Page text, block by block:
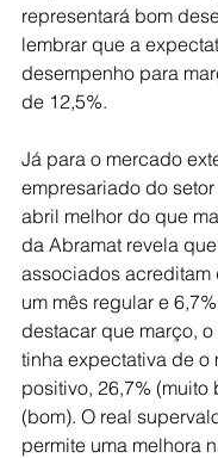
representará bom
lembrar que a
desempenho para
de 12,5%.
Já para o mercado
empresariado do
abril melhor do que
da Abramat revela
associados acreditam
um mês regular e
destacar que março,
tinha expectativa de o
positivo, 26,7% (muito
(bom). O real
permite uma melhora